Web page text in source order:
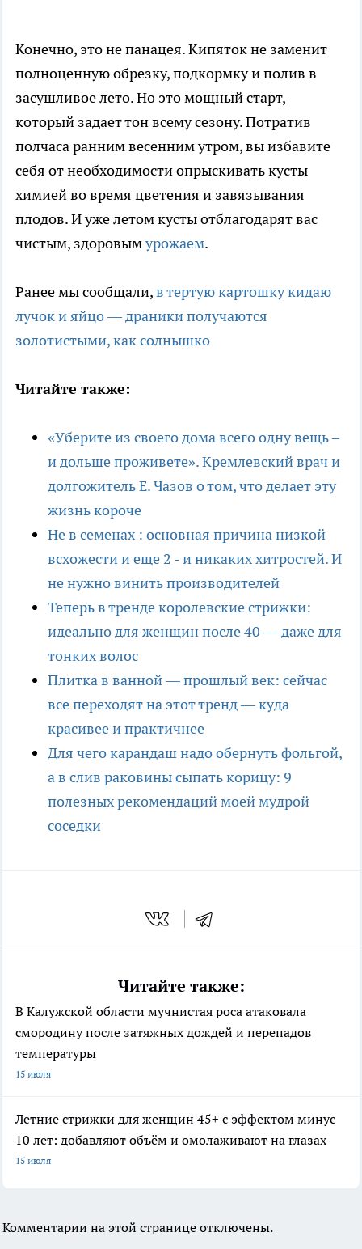
Конечно, это не панацея. Кипяток не заменит
полноценную обрезку, подкормку и полив в
засушливое лето. Но это мощный старт,
который задает тон всему сезону. Потратив
полчаса ранним весенним утром, вы избавите
себя от необходимости опрыскивать кусты
химией во время цветения и завязывания
плодов. И уже летом кусты отблагодарят вас
чистым, здоровымурожаем.
Ранее мы сообщали,в тертую картошку кидаю
лучок и яйцо — драники получаются
золотистыми, как солнышко
Читайте также:
«Уберите из своего дома всего одну вещь –
и дольше проживете». Кремлевский врач и
долгожитель Е. Чазов о том, что делает эту
жизнь короче
Не в семенах : основная причина низкой
всхожести и еще 2 - и никаких хитростей. И
не нужно винить производителей
Теперь в тренде королевские стрижки:
идеально для женщин после 40 — даже для
тонких волос
Плитка в ванной — прошлый век: сейчас
все переходят на этот тренд — куда
красивее и практичнее
Для чего карандаш надо обернуть фольгой,
а в слив раковины сыпать корицу: 9
полезных рекомендаций моей мудрой
соседки
Читайте также:
В Калужской области мучнистая роса атаковала
смородину после затяжных дождей и перепадов
температуры
15 июля
Летние стрижки для женщин 45+ с эффектом минус
10 лет: добавляют объём и омолаживают на глазах
15 июля
Комментарии на этой странице отключены.